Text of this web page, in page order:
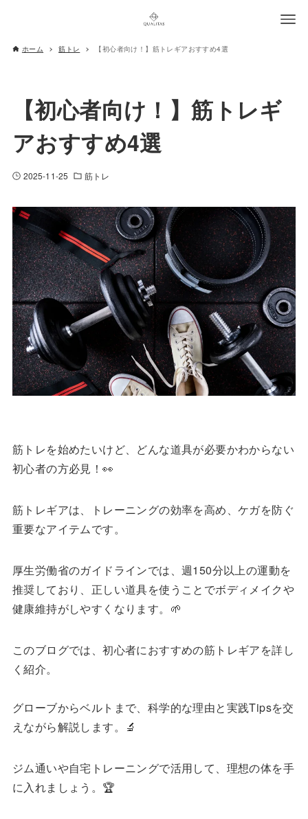
ホーム 筋トレ 【初心者向け！】筋トレギアおすすめ4選
【初心者向け！】筋トレギ
アおすすめ4選
2025-11-25 筋トレ
筋トレを始めたいけど、どんな道具が必要かわからない
初心者の方必見！👀
筋トレギアは、トレーニングの効率を高め、ケガを防ぐ
重要なアイテムです。
厚生労働省のガイドラインでは、週150分以上の運動を
推奨しており、正しい道具を使うことでボディメイクや
健康維持がしやすくなります。🌱
このブログでは、初心者におすすめの筋トレギアを詳し
く紹介。
グローブからベルトまで、科学的な理由と実践Tipsを交
えながら解説します。🔬
ジム通いや自宅トレーニングで活用して、理想の体を手
に入れましょう。🏆